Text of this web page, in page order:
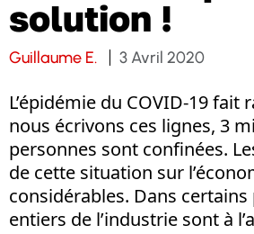
solution !
Guillaume E. 3 Avril 2020
L’épidémie du COVID-19 fait
nous écrivons ces lignes, 3
personnes sont confinées.
de cette situation sur
considérables. Dans certains
entiers de l’industrie sont à